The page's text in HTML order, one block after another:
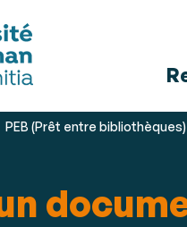
PEB (Prêt entre bibliothèques)